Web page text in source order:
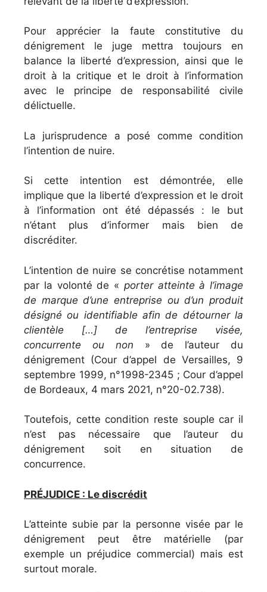
Pour apprécier la faute constitutive du
dénigrement le juge mettra toujours en
balance la liberté d’expression, ainsi que le
droit à la critique et le droit à l’information
avec le principe de responsabilité civile
délictuelle.
La jurisprudence a posé comme condition
l’intention de nuire.
Si cette intention est démontrée, elle
implique que la liberté d’expression et le droit
à l’information ont été dépassés : le but
n’étant plus d’informer mais bien de
discréditer.
L’intention de nuire se concrétise notamment
par la volonté de « porter atteinte à l’image
de marque d’une entreprise ou d’un produit
désigné ou identifiable afin de détourner la
clientèle […] de l’entreprise visée,
concurrente ou non » de l’auteur du
dénigrement (Cour d’appel de Versailles, 9
septembre 1999, n°1998-2345 ; Cour d’appel
de Bordeaux, 4 mars 2021, n°20-02.738).
Toutefois, cette condition reste souple car il
n’est pas nécessaire que l’auteur du
dénigrement soit en situation de
concurrence.
PRÉJUDICE : Le discrédit
L’atteinte subie par la personne visée par le
dénigrement peut être matérielle (par
exemple un préjudice commercial) mais est
surtout morale.